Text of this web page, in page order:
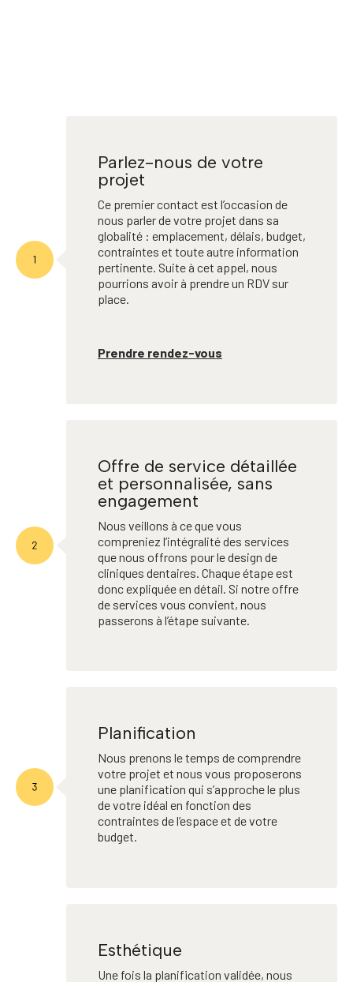
Parlez-nous de votre
projet
Ce premier contact est l’occasion de
nous parler de votre projet dans sa
globalité : emplacement, délais, budget,
contraintes et toute autre information
pertinente. Suite à cet appel, nous
pourrions avoir à prendre un RDV sur
place.
Prendre rendez-vous
Offre de service détaillée
et personnalisée, sans
engagement
Nous veillons à ce que vous
compreniez l’intégralité des services
que nous offrons pour le design de
cliniques dentaires. Chaque étape est
donc expliquée en détail. Si notre offre
de services vous convient, nous
passerons à l’étape suivante.
Planification
Nous prenons le temps de comprendre
votre projet et nous vous proposerons
une planification qui s’approche le plus
de votre idéal en fonction des
contraintes de l’espace et de votre
budget.
Esthétique
Une fois la planification validée, nous